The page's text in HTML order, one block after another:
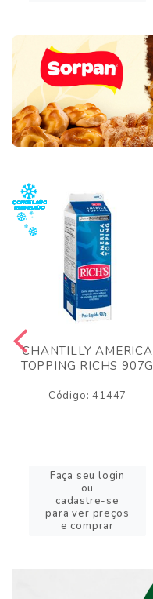
CHANTILLY AMERICA
TOPPING RICHS 907G
Código: 41447
Faça seu login
ou
cadastre-se
para ver preços
e comprar